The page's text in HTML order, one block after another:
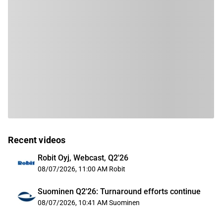
Recent videos
Robit Oyj, Webcast, Q2'26
08/07/2026, 11:00 AM Robit
Suominen Q2'26: Turnaround efforts continue
08/07/2026, 10:41 AM Suominen